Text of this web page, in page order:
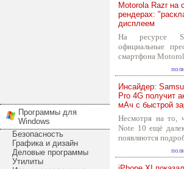
Программы для
Windows
Безопасность
Графика и дизайн
Деловые программы
Утилиты
Motorola Razr на
рендерах:
дисплеем
На ресурсе
официальные
смартфона
Инсайдер:
Pro 4G получит
мАч с быстрой
Несмотря на то,
Note 10 ещё
появляются